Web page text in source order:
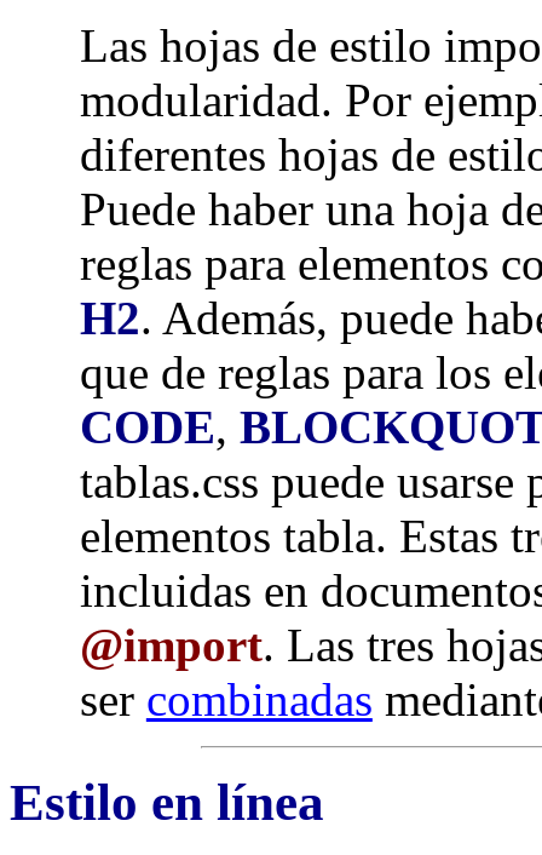
Las hojas de estilo
modularidad. Por
diferentes hojas de
Puede haber una hoja
reglas para elementos
H2. Además, puede
que de reglas para los
CODE,
tablas.css puede
elementos tabla. Estas
incluidas en
@import. Las tres
ser combinadas
Estilo en línea